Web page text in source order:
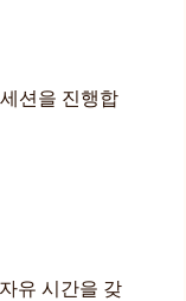
션을 진행합
유 시간을 갖